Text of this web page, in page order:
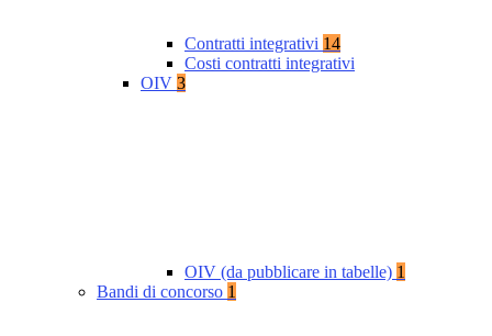
Contratti integrativi 14
Costi contratti integrativi
OIV 3
OIV (da pubblicare in tabelle) 1
Bandi di concorso 1